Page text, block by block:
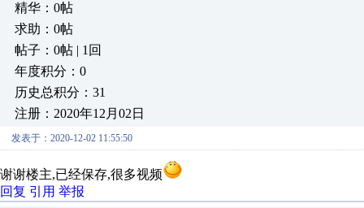
精华：0帖
求助：0帖
帖子：0帖 | 1回
年度积分：0
历史总积分：31
注册：2020年12月02日
发表于：2020-12-02 11:55:50
谢谢楼主,已经保存,很多视频
回复 引用 举报